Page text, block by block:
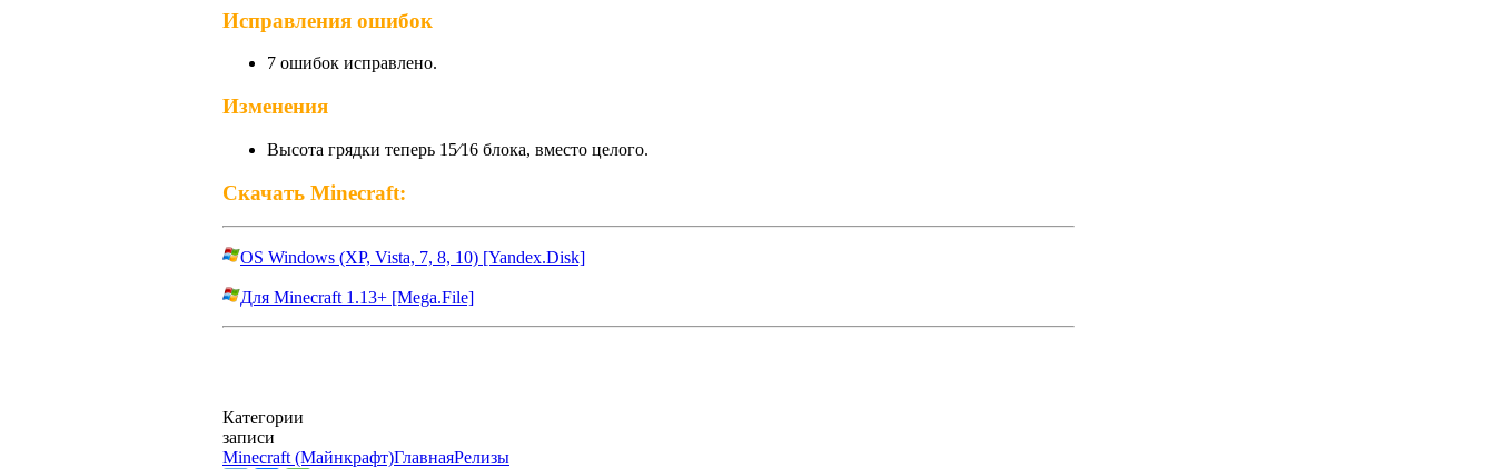
Исправления ошибок
7 ошибок исправлено.
Изменения
Высота грядки теперь 15⁄16 блока, вместо целого.
Скачать Minecraft:
OS Windows (XP, Vista, 7, 8, 10) [Yandex.Disk]
Для Minecraft 1.13+ [Mega.File]
Категории
записи
Minecraft (Майнкрафт)ГлавнаяРелизы